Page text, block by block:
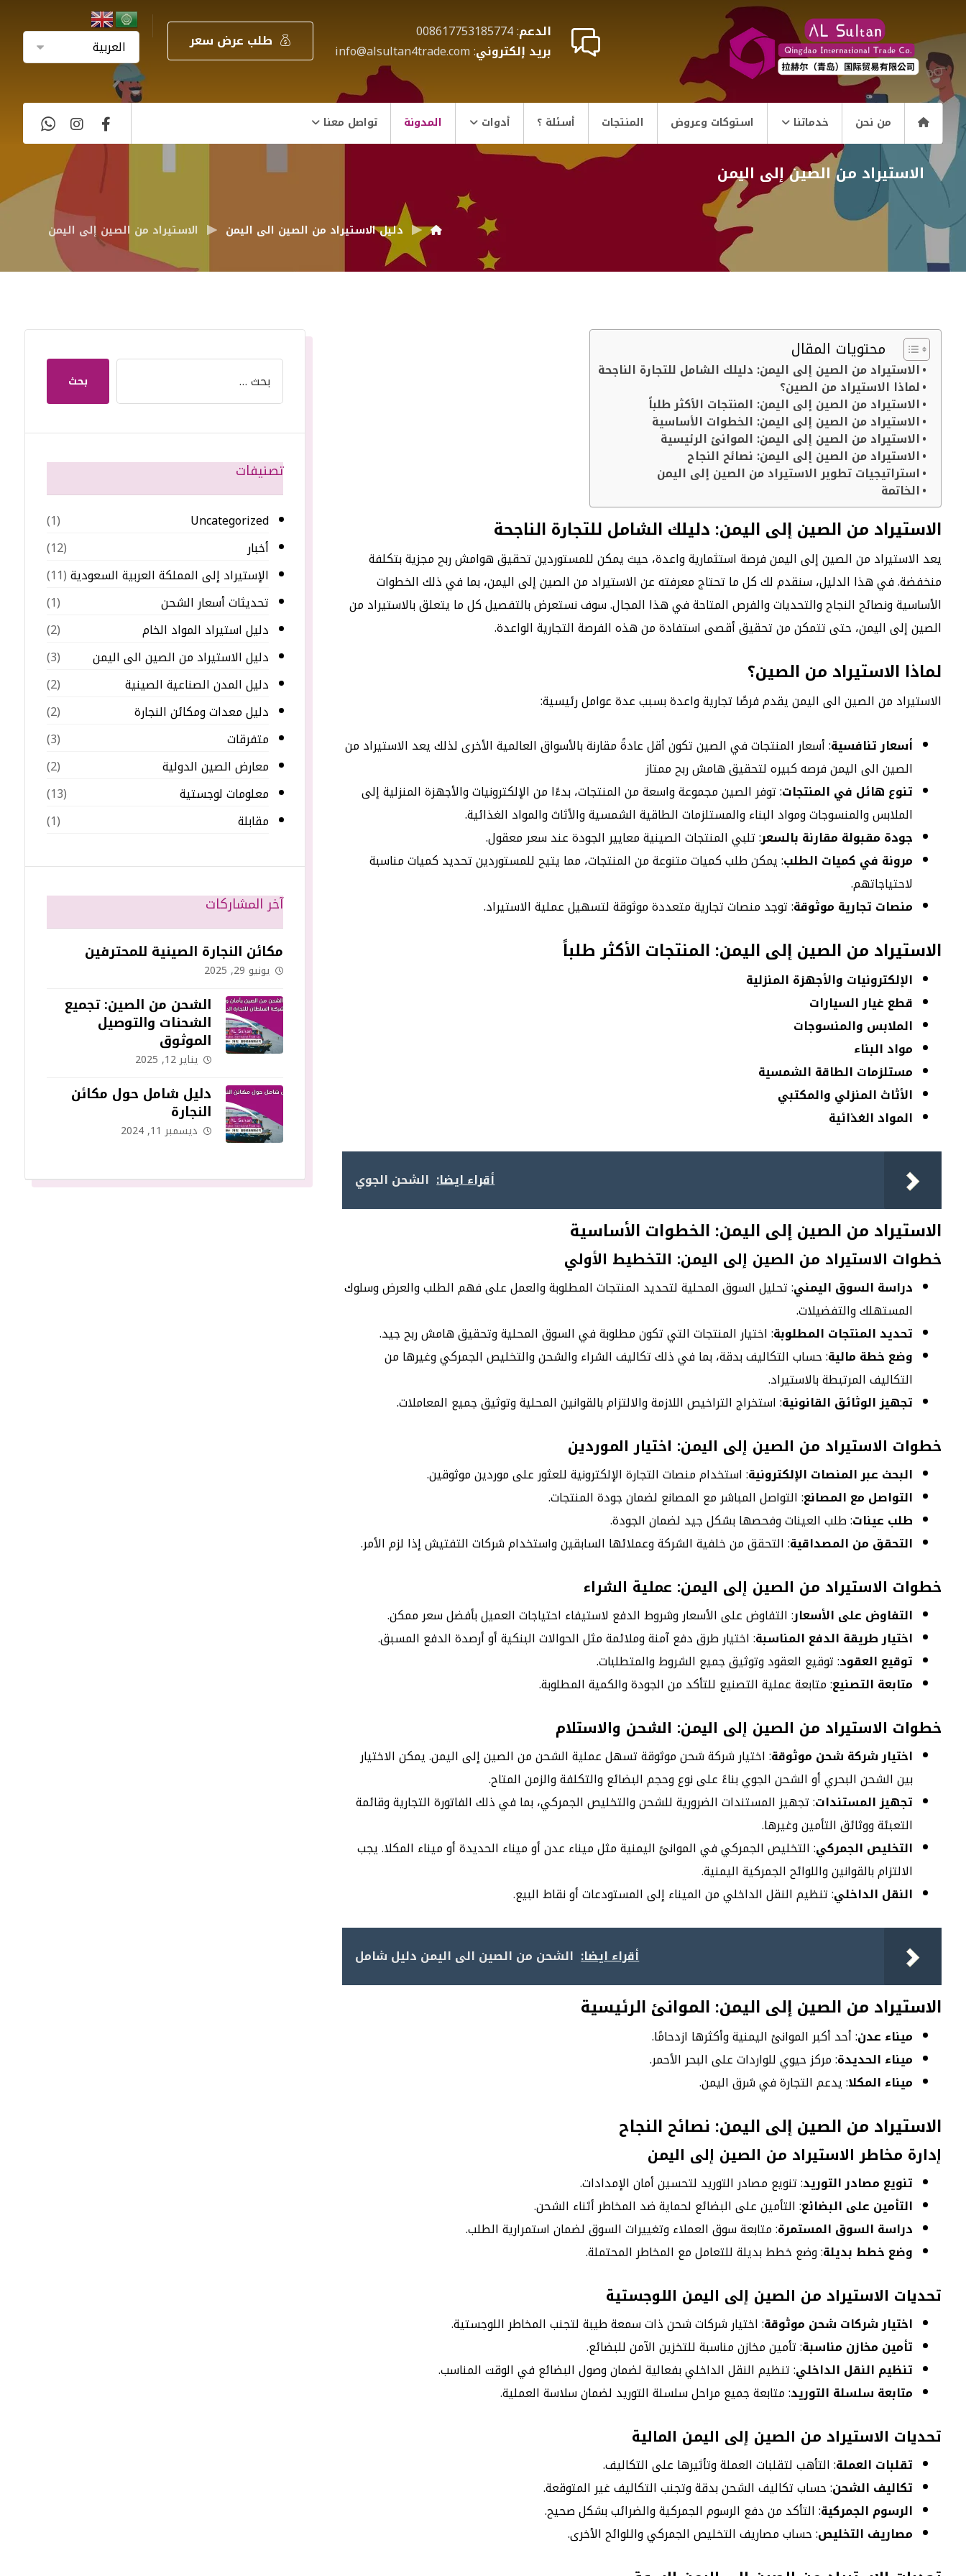
طلب عرض سعر الدعم: 008617753185774
بريد إلكتروني: info@alsultan4trade.com
من نحن خدماتنا استوكات وعروض المنتجات أسئلة ؟ أدوات المدونة تواصل معنا
الاستيراد من الصين إلى اليمن
دليل الاستيراد من الصين الى اليمن الاستيراد من الصين إلى اليمن
محتويات المقال
الاستيراد من الصين إلى اليمن: دليلك الشامل للتجارة الناجحة
لماذا الاستيراد من الصين؟
الاستيراد من الصين إلى اليمن: المنتجات الأكثر طلباً
الاستيراد من الصين إلى اليمن: الخطوات الأساسية
الاستيراد من الصين إلى اليمن: الموانئ الرئيسية
الاستيراد من الصين إلى اليمن: نصائح النجاح
استراتيجيات تطوير الاستيراد من الصين إلى اليمن
الخاتمة
الاستيراد من الصين إلى اليمن: دليلك الشامل للتجارة الناجحة
يعد الاستيراد من الصين إلى اليمن فرصة استثمارية واعدة، حيث يمكن للمستوردين تحقيق هوامش ربح مجزية بتكلفة
منخفضة. في هذا الدليل، سنقدم لك كل ما تحتاج معرفته عن الاستيراد من الصين إلى اليمن، بما في ذلك الخطوات
الأساسية ونصائح النجاح والتحديات والفرص المتاحة في هذا المجال. سوف نستعرض بالتفصيل كل ما يتعلق بالاستيراد من
الصين إلى اليمن، حتى تتمكن من تحقيق أقصى استفادة من هذه الفرصة التجارية الواعدة.
لماذا الاستيراد من الصين؟
الاستيراد من الصين الى اليمن يقدم فرصًا تجارية واعدة بسبب عدة عوامل رئيسية:
أسعار تنافسية: أسعار المنتجات في الصين تكون أقل عادةً مقارنة بالأسواق العالمية الأخرى لذلك يعد الاستيراد من
الصين الى اليمن فرصه كبيره لتحقيق هامش ربح ممتاز
تنوع هائل في المنتجات: توفر الصين مجموعة واسعة من المنتجات، بدءًا من الإلكترونيات والأجهزة المنزلية إلى
الملابس والمنسوجات ومواد البناء والمستلزمات الطاقية الشمسية والأثاث والمواد الغذائية.
جودة مقبولة مقارنة بالسعر: تلبي المنتجات الصينية معايير الجودة عند سعر معقول.
مرونة في كميات الطلب: يمكن طلب كميات متنوعة من المنتجات، مما يتيح للمستوردين تحديد كميات مناسبة
لاحتياجاتهم.
منصات تجارية موثوقة: توجد منصات تجارية متعددة موثوقة لتسهيل عملية الاستيراد.
الاستيراد من الصين إلى اليمن: المنتجات الأكثر طلباً
الإلكترونيات والأجهزة المنزلية
قطع غيار السيارات
الملابس والمنسوجات
مواد البناء
مستلزمات الطاقة الشمسية
الأثاث المنزلي والمكتبي
المواد الغذائية
أقراء ايضا: الشحن الجوي
الاستيراد من الصين إلى اليمن: الخطوات الأساسية
خطوات الاستيراد من الصين إلى اليمن: التخطيط الأولي
دراسة السوق اليمني: تحليل السوق المحلية لتحديد المنتجات المطلوبة والعمل على فهم الطلب والعرض وسلوك
المستهلك والتفضيلات.
تحديد المنتجات المطلوبة: اختيار المنتجات التي تكون مطلوبة في السوق المحلية وتحقيق هامش ربح جيد.
وضع خطة مالية: حساب التكاليف بدقة، بما في ذلك تكاليف الشراء والشحن والتخليص الجمركي وغيرها من
التكاليف المرتبطة بالاستيراد.
تجهيز الوثائق القانونية: استخراج التراخيص اللازمة والالتزام بالقوانين المحلية وتوثيق جميع المعاملات.
خطوات الاستيراد من الصين إلى اليمن: اختيار الموردين
البحث عبر المنصات الإلكترونية: استخدام منصات التجارة الإلكترونية للعثور على موردين موثوقين.
التواصل مع المصانع: التواصل المباشر مع المصانع لضمان جودة المنتجات.
طلب عينات: طلب العينات وفحصها بشكل جيد لضمان الجودة.
التحقق من المصداقية: التحقق من خلفية الشركة وعملائها السابقين واستخدام شركات التفتيش إذا لزم الأمر.
خطوات الاستيراد من الصين إلى اليمن: عملية الشراء
التفاوض على الأسعار: التفاوض على الأسعار وشروط الدفع لاستيفاء احتياجات العميل بأفضل سعر ممكن.
اختيار طريقة الدفع المناسبة: اختيار طرق دفع آمنة وملائمة مثل الحوالات البنكية أو أرصدة الدفع المسبق.
توقيع العقود: توقيع العقود وتوثيق جميع الشروط والمتطلبات.
متابعة التصنيع: متابعة عملية التصنيع للتأكد من الجودة والكمية المطلوبة.
خطوات الاستيراد من الصين إلى اليمن: الشحن والاستلام
اختيار شركة شحن موثوقة: اختيار شركة شحن موثوقة تسهل عملية الشحن من الصين إلى اليمن. يمكن الاختيار
بين الشحن البحري أو الشحن الجوي بناءً على نوع وحجم البضائع والتكلفة والزمن المتاح.
تجهيز المستندات: تجهيز المستندات الضرورية للشحن والتخليص الجمركي، بما في ذلك الفاتورة التجارية وقائمة
التعبئة ووثائق التأمين وغيرها.
التخليص الجمركي: التخليص الجمركي في الموانئ اليمنية مثل ميناء عدن أو ميناء الحديدة أو ميناء المكلا. يجب
الالتزام بالقوانين واللوائح الجمركية اليمنية.
النقل الداخلي: تنظيم النقل الداخلي من الميناء إلى المستودعات أو نقاط البيع.
أقراء ايضا: الشحن من الصين الى اليمن دليل شامل
الاستيراد من الصين إلى اليمن: الموانئ الرئيسية
ميناء عدن: أحد أكبر الموانئ اليمنية وأكثرها ازدحامًا.
ميناء الحديدة: مركز حيوي للواردات على البحر الأحمر.
ميناء المكلا: يدعم التجارة في شرق اليمن.
الاستيراد من الصين إلى اليمن: نصائح النجاح
إدارة مخاطر الاستيراد من الصين إلى اليمن
تنويع مصادر التوريد: تنويع مصادر التوريد لتحسين أمان الإمدادات.
التأمين على البضائع: التأمين على البضائع لحماية ضد المخاطر أثناء الشحن.
دراسة السوق المستمرة: متابعة سوق العملاء وتغييرات السوق لضمان استمرارية الطلب.
وضع خطط بديلة: وضع خطط بديلة للتعامل مع المخاطر المحتملة.
تحديات الاستيراد من الصين إلى اليمن اللوجستية
اختيار شركات شحن موثوقة: اختيار شركات شحن ذات سمعة طيبة لتجنب المخاطر اللوجستية.
تأمين مخازن مناسبة: تأمين مخازن مناسبة للتخزين الآمن للبضائع.
تنظيم النقل الداخلي: تنظيم النقل الداخلي بفعالية لضمان وصول البضائع في الوقت المناسب.
متابعة سلسلة التوريد: متابعة جميع مراحل سلسلة التوريد لضمان سلاسة العملية.
تحديات الاستيراد من الصين إلى اليمن المالية
تقلبات العملة: التأهب لتقلبات العملة وتأثيرها على التكاليف.
تكاليف الشحن: حساب تكاليف الشحن بدقة وتجنب التكاليف غير المتوقعة.
الرسوم الجمركية: التأكد من دفع الرسوم الجمركية والضرائب بشكل صحيح.
مصاريف التخليص: حساب مصاريف التخليص الجمركي واللوائح الأخرى.
بحث
تصنيفات
Uncategorized
(1)
أخبار
(12)
الإستيراد إلى المملكة العربية السعودية (11)
تحديثات أسعار الشحن
(1)
دليل استيراد المواد الخام
(2)
دليل الاستيراد من الصين الى اليمن
(3)
دليل المدن الصناعية الصينية
(2)
دليل معدات ومكائن النجارة
(2)
متفرقات
(3)
معارض الصين الدولية
(2)
معلومات لوجستية
(13)
مقابلة
(1)
آخر المشاركات
مكائن النجارة الصينية للمحترفين
يونيو 29, 2025
الشحن من الصين: تجميع
الشحنات والتوصيل
الموثوق
يناير 12, 2025
دليل شامل حول مكائن
النجارة
ديسمبر 11, 2024